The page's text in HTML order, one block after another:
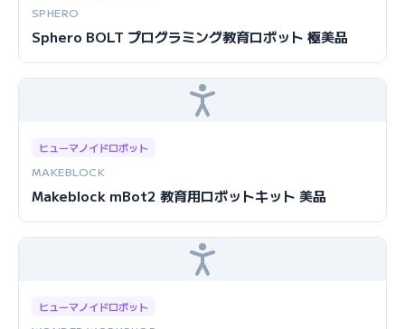
SPHERO
Sphero BOLT プログラミング教育ロボット 極美品
ヒューマノイドロボット
MAKEBLOCK
Makeblock mBot2 教育用ロボットキット 美品
ヒューマノイドロボット